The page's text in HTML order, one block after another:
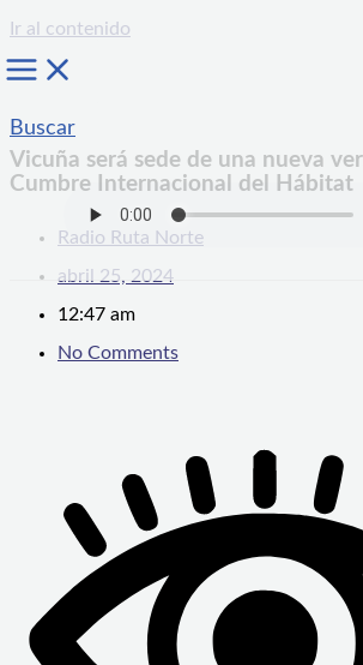
Ir al contenido
Buscar
Vicuña será sede de una nueva
Cumbre Internacional del Hábitat
Radio Ruta Norte
abril 25, 2024
12:47 am
No Comments